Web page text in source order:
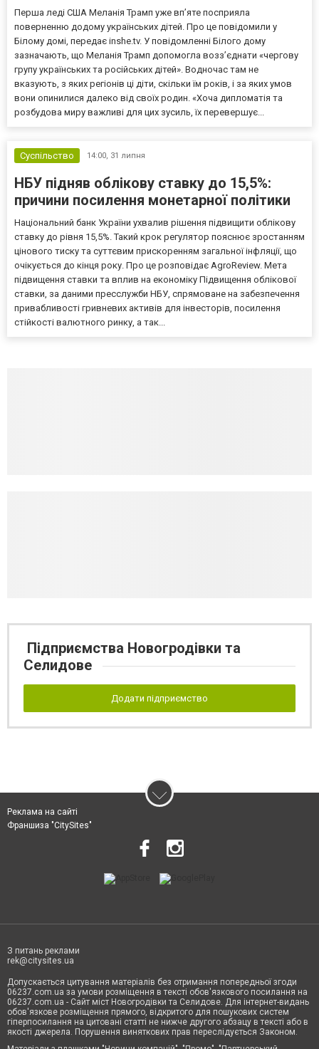
Перша леді США Меланія Трамп уже впʼяте посприяла
поверненню додому українських дітей. Про це повідомили у
Білому домі, передає inshe.tv. У повідомленні Білого дому
зазначають, що Меланія Трамп допомогла возз’єднати «чергову
групу українських та російських дітей». Водночас там не
вказують, з яких регіонів ці діти, скільки їм років, і за яких умов
вони опинилися далеко від своїх родин. «Хоча дипломатія та
розбудова миру важливі для цих зусиль, їх перевершує...
Суспільство 14:00, 31 липня
НБУ підняв облікову ставку до 15,5%:
причини посилення монетарної політики
Національний банк України ухвалив рішення підвищити облікову
ставку до рівня 15,5%. Такий крок регулятор пояснює зростанням
цінового тиску та суттєвим прискоренням загальної інфляції, що
очікується до кінця року. Про це розповідає AgroReview. Мета
підвищення ставки та вплив на економіку Підвищення облікової
ставки, за даними пресслужби НБУ, спрямоване на забезпечення
привабливості гривневих активів для інвесторів, посилення
стійкості валютного ринку, а так...
Підприємства Новогродівки та
Селидове
Додати підприємство
Реклама на сайті
Франшиза "CitySites"
З питань реклами
rek@citysites.ua
Допускається цитування матеріалів без отримання попередньої згоди
06237.com.ua за умови розміщення в тексті обов'язкового посилання на
06237.com.ua - Сайт міст Новогродівки та Селидове. Для інтернет-видань
обов'язкове розміщення прямого, відкритого для пошукових систем
гіперпосилання на цитовані статті не нижче другого абзацу в тексті або в
якості джерела. Порушення виняткових прав переслідується Законом.